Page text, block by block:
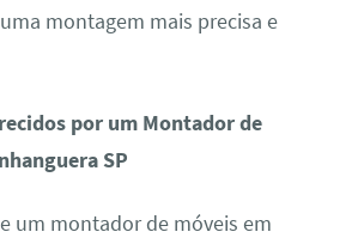
montagem mais precisa e
por um Montador de
SP
um montador de móveis em